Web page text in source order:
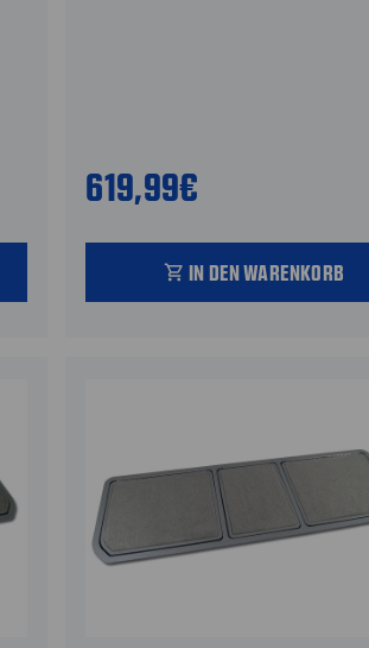
619,99€
shopping_cart IN DEN WARENKORB